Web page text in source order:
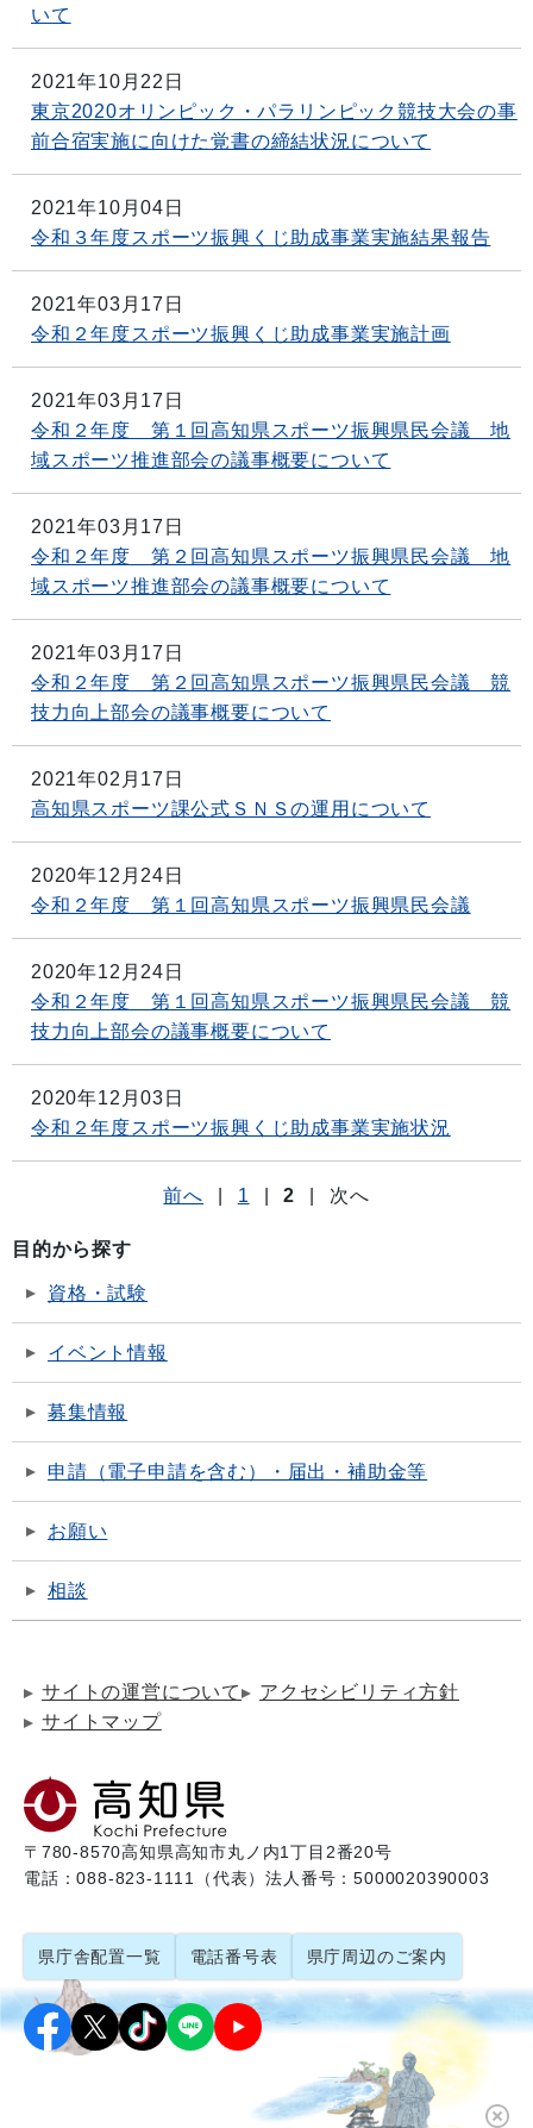
いて
2021年10月22日
東京2020オリンピック・パラリンピック競技大会の事
前合宿実施に向けた覚書の締結状況について
2021年10月04日
令和３年度スポーツ振興くじ助成事業実施結果報告
2021年03月17日
令和２年度スポーツ振興くじ助成事業実施計画
2021年03月17日
令和２年度 第１回高知県スポーツ振興県民会議 地
域スポーツ推進部会の議事概要について
2021年03月17日
令和２年度 第２回高知県スポーツ振興県民会議 地
域スポーツ推進部会の議事概要について
2021年03月17日
令和２年度 第２回高知県スポーツ振興県民会議 競
技力向上部会の議事概要について
2021年02月17日
高知県スポーツ課公式ＳＮＳの運用について
2020年12月24日
令和２年度 第１回高知県スポーツ振興県民会議
2020年12月24日
令和２年度 第１回高知県スポーツ振興県民会議 競
技力向上部会の議事概要について
2020年12月03日
令和２年度スポーツ振興くじ助成事業実施状況
前へ 1 2 次へ
目的から探す
資格・試験
イベント情報
募集情報
申請（電子申請を含む）・届出・補助金等
お願い
相談
サイトの運営について
アクセシビリティ方針
サイトマップ
〒780-8570高知県高知市丸ノ内1丁目2番20号
電話：088-823-1111（代表）法人番号：5000020390003
県庁舎配置一覧 電話番号表 県庁周辺のご案内